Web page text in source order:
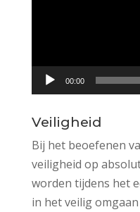
00:00
Veiligheid
Bij het beoefenen
veiligheid op
worden tijdens het
in het veilig